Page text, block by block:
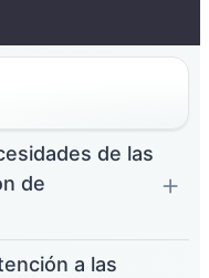
de las
de
a las